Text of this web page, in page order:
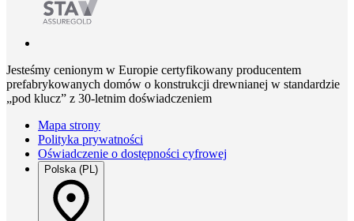
Jesteśmy cenionym w Europie certyfikowany producentem
prefabrykowanych domów o konstrukcji drewnianej w standardzie
„pod klucz” z 30-letnim doświadczeniem
Mapa strony
Polityka prywatności
Oświadczenie o dostępności cyfrowej
Polska (PL)